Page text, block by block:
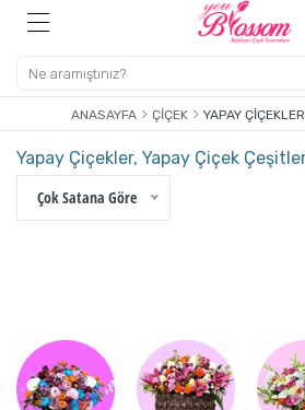
ANASAYFA ÇIÇEK YAPAY ÇIÇEKLER
Yapay Çiçekler, Yapay Çiçek
Çok Satana Göre